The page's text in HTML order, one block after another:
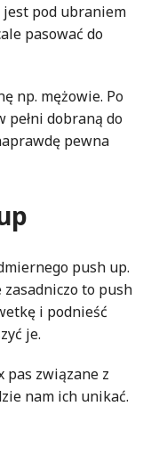
jest pod ubraniem
pasować do
np. mężowie. Po
pełni dobraną do
pewna
push up.
zasadniczo to push
i podnieść
je.
pas związane z
nam ich unikać.